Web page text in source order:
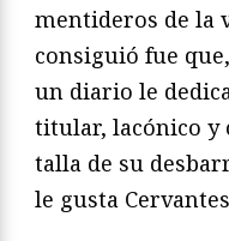
mentideros de la
consiguió fue
un diario le
titular, lacónico y
talla de su
le gusta